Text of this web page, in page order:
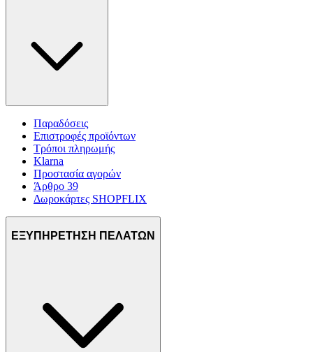
Παραδόσεις
Επιστροφές προϊόντων
Τρόποι πληρωμής
Klarna
Προστασία αγορών
Άρθρο 39
Δωροκάρτες SHOPFLIX
ΕΞΥΠΗΡΕΤΗΣΗ ΠΕΛΑΤΩΝ